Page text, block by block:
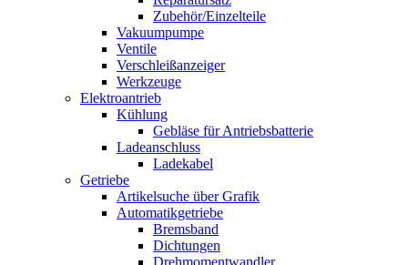
Zubehör/Einzelteile
Vakuumpumpe
Ventile
Verschleißanzeiger
Werkzeuge
Elektroantrieb
Kühlung
Gebläse für Antriebsbatterie
Ladeanschluss
Ladekabel
Getriebe
Artikelsuche über Grafik
Automatikgetriebe
Bremsband
Dichtungen
Drehmomentwandler